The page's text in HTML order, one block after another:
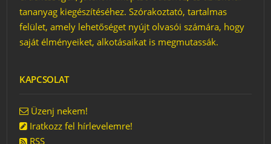
tananyag kiegészítéséhez. Szórakoztató, tartalmas
felület, amely lehetőséget nyújt olvasói számára, hogy
saját élményeiket, alkotásaikat is megmutassák.
KAPCSOLAT
Üzenj nekem!
Iratkozz fel hírlevelemre!
RSS